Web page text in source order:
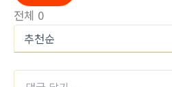
전체 0